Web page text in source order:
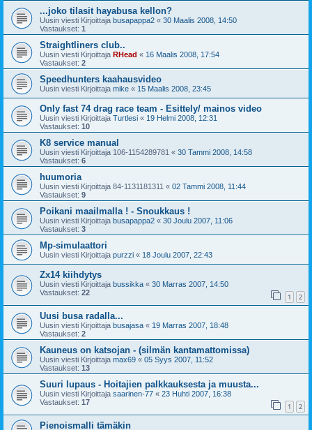
...joko tilasit hayabusa kellon?
Uusin viesti Kirjoittaja busapappa2 « 30 Maalis 2008, 14:50
Vastaukset: 1
Straightliners club..
Uusin viesti Kirjoittaja RHead « 16 Maalis 2008, 17:54
Vastaukset: 2
Speedhunters kaahausvideo
Uusin viesti Kirjoittaja mike « 15 Maalis 2008, 23:45
Only fast 74 drag race team - Esittely/ mainos video
Uusin viesti Kirjoittaja Turtlesi « 19 Helmi 2008, 12:31
Vastaukset: 10
K8 service manual
Uusin viesti Kirjoittaja 106-1154289781 « 30 Tammi 2008, 14:58
Vastaukset: 6
huumoria
Uusin viesti Kirjoittaja 84-1131181311 « 02 Tammi 2008, 11:44
Vastaukset: 9
Poikani maailmalla ! - Snoukkaus !
Uusin viesti Kirjoittaja busapappa2 « 30 Joulu 2007, 11:06
Vastaukset: 3
Mp-simulaattori
Uusin viesti Kirjoittaja purzzi « 18 Joulu 2007, 22:43
Zx14 kiihdytys
Uusin viesti Kirjoittaja bussikka « 30 Marras 2007, 14:50
Vastaukset: 22 1 2
Uusi busa radalla...
Uusin viesti Kirjoittaja busajasa « 19 Marras 2007, 18:48
Vastaukset: 2
Kauneus on katsojan - (silmän kantamattomissa)
Uusin viesti Kirjoittaja max69 « 05 Syys 2007, 11:52
Vastaukset: 13
Suuri lupaus - Hoitajien palkkauksesta ja muusta...
Uusin viesti Kirjoittaja saarinen-77 « 23 Huhti 2007, 16:38
Vastaukset: 17 1 2
Pienoismalli tämäkin